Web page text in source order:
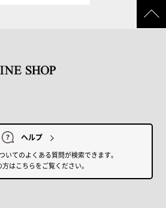
ヘルプ
いてのよくある質問が検索できます。
方はこちらをご覧ください。